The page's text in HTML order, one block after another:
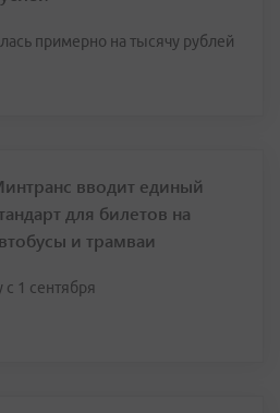
примерно на тысячу рублей
вводит единый
для билетов на
и трамваи
1 сентября